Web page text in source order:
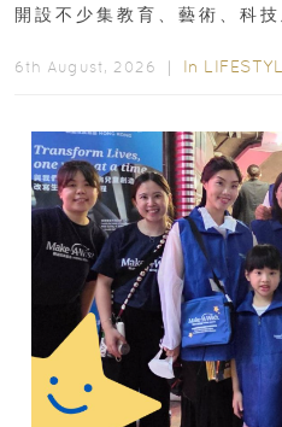
開設不少集教育、藝術、科
6th August, 2026 ｜ In